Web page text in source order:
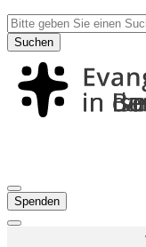
Suchen
Spenden